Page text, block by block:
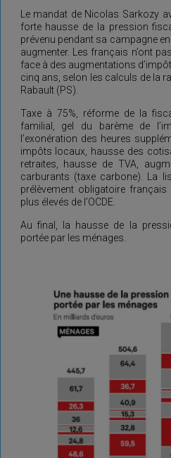
Le mandat de Nicolas Sarkozy
forte hausse de la pression
prévenu pendant sa campagne
augmenter. Les français n’ont
face à des augmentations
cinq ans, selon les calculs de la
Rabault (PS).
Taxe à 75%, réforme de la
familial, gel du barème de
l’exonération des heures
impôts locaux, hausse des
retraites, hausse de TVA,
carburants (taxe carbone). La
prélèvement obligatoire
plus élevés de l’OCDE.
Au final, la hausse de la
portée par les ménages.